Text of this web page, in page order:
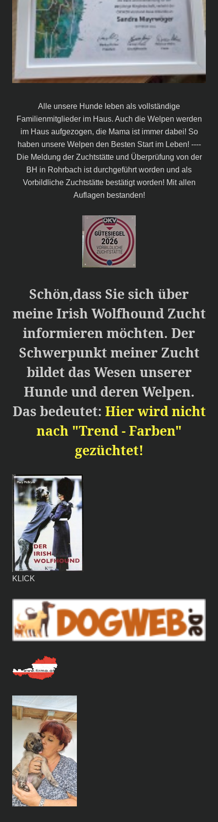
Alle unsere Hunde leben als vollständige
Familienmitglieder im Haus. Auch die Welpen werden
im Haus aufgezogen, die Mama ist immer dabei! So
haben unsere Welpen den Besten Start im Leben! ----
Die Meldung der Zuchtstätte und Überprüfung von der
BH in Rohrbach ist durchgeführt worden und als
Vorbildliche Zuchtstätte bestätigt worden! Mit allen
Auflagen bestanden!
Schön,dass Sie sich über
meine Irish Wolfhound Zucht
informieren möchten. Der
Schwerpunkt meiner Zucht
bildet das Wesen unserer
Hunde und deren Welpen.
Das bedeutet: Hier wird nicht
nach "Trend - Farben"
gezüchtet!
KLICK